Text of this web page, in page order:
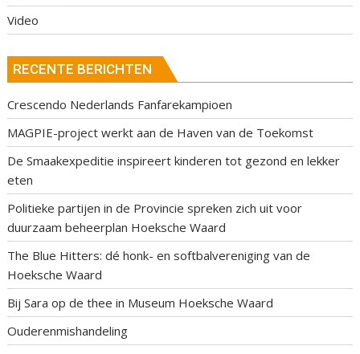
Video
RECENTE BERICHTEN
Crescendo Nederlands Fanfarekampioen
MAGPIE-project werkt aan de Haven van de Toekomst
De Smaakexpeditie inspireert kinderen tot gezond en lekker
eten
Politieke partijen in de Provincie spreken zich uit voor
duurzaam beheerplan Hoeksche Waard
The Blue Hitters: dé honk- en softbalvereniging van de
Hoeksche Waard
Bij Sara op de thee in Museum Hoeksche Waard
Ouderenmishandeling